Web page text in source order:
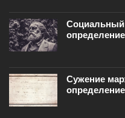
Социальный
Сужение